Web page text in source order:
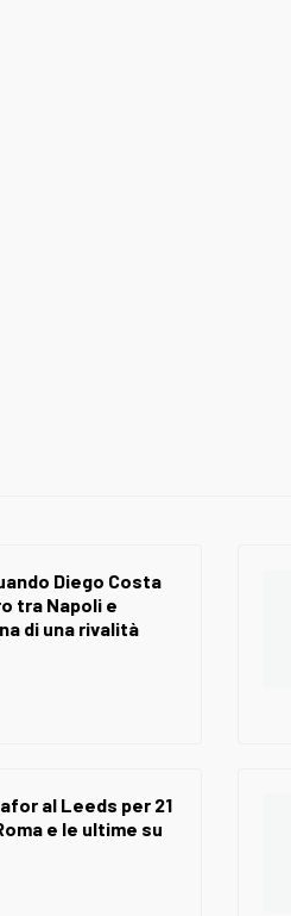
Diego Costa
tra Napoli e
di una rivalità
al Leeds per 21
e le ultime su